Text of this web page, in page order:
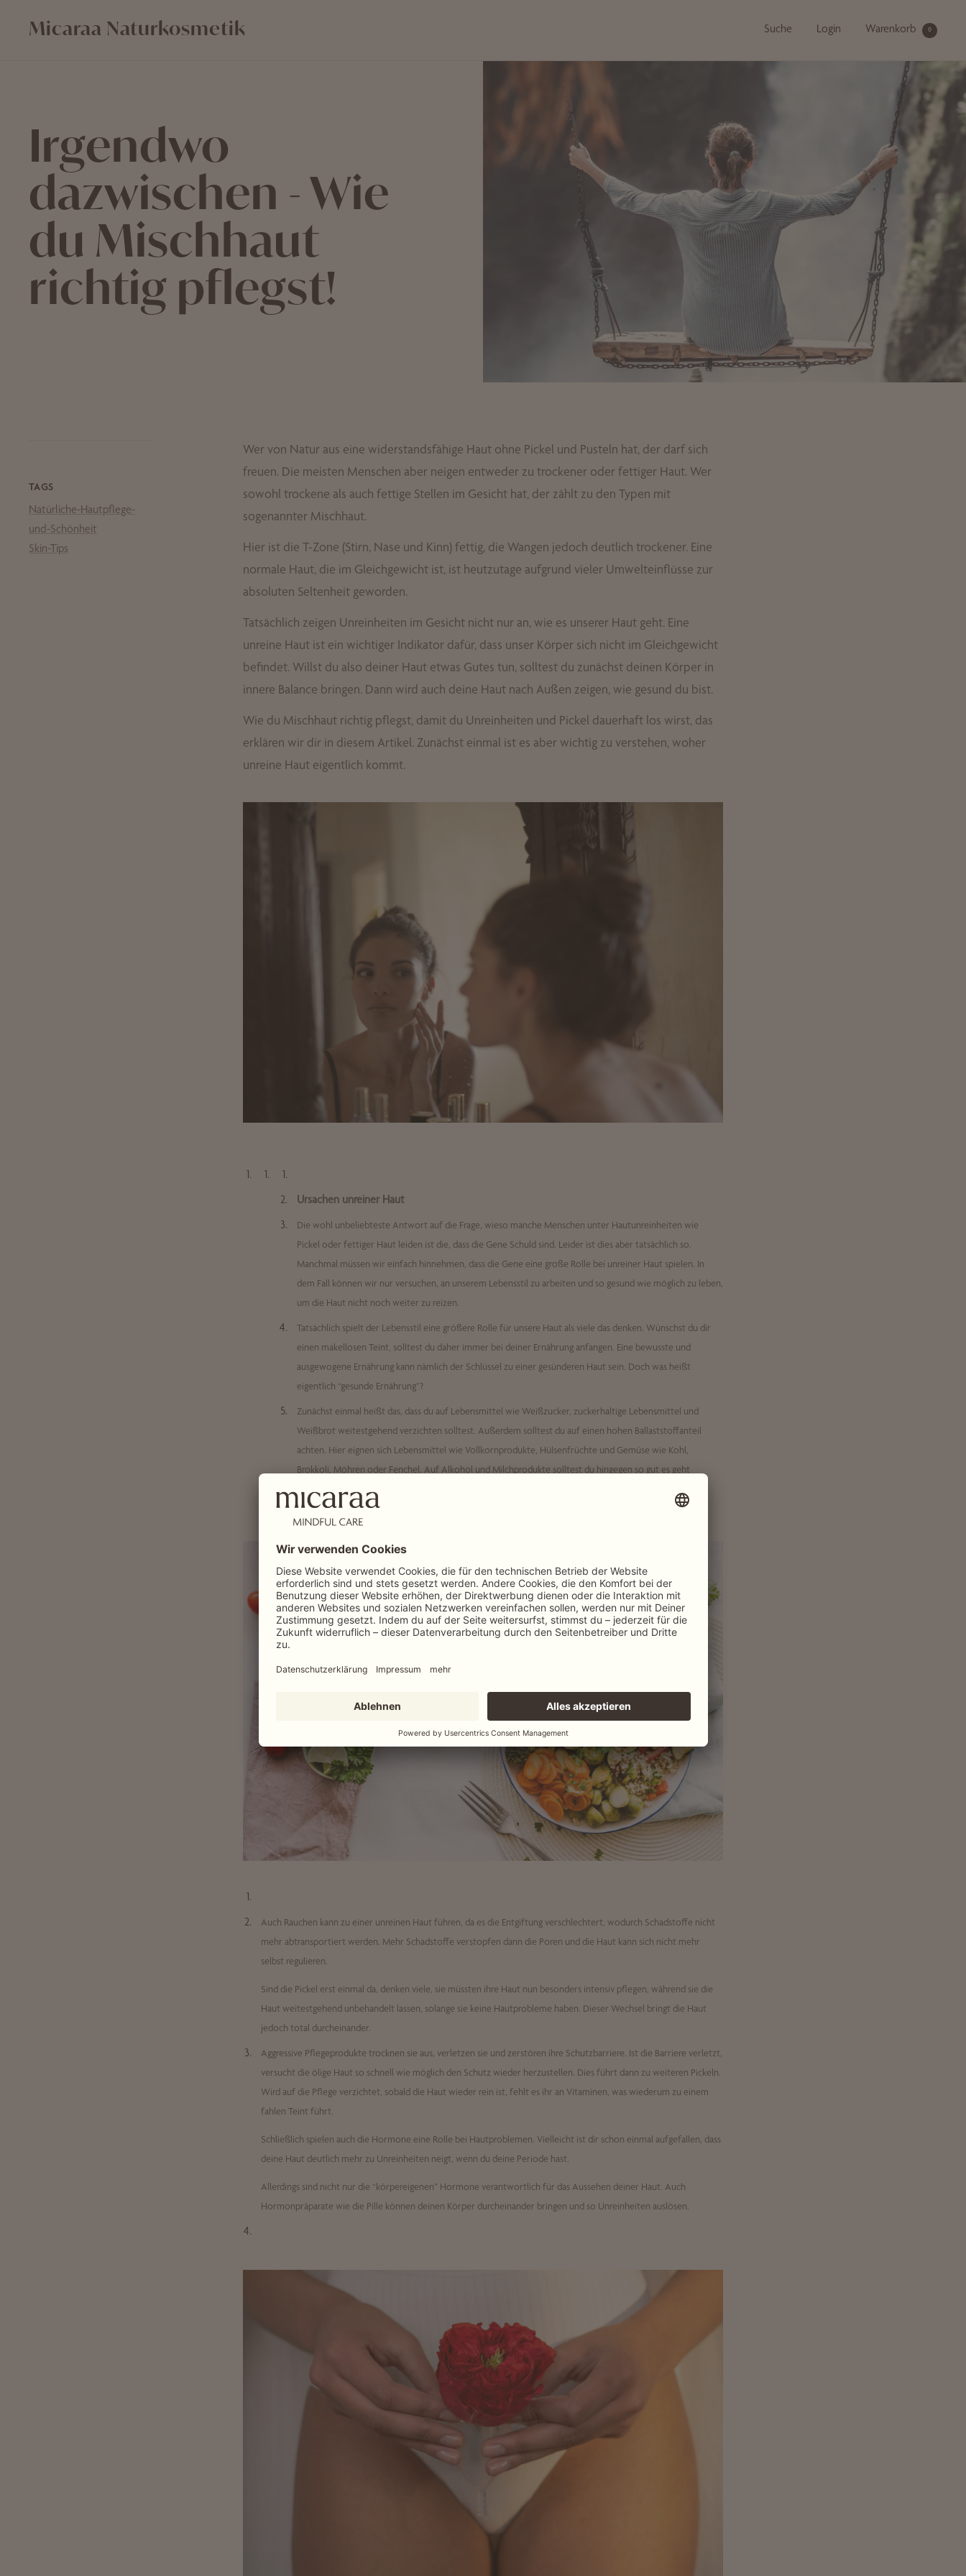
Micaraa Naturkosmetik Suche Login Warenkorb 0
Irgendwo
dazwischen - Wie
du Mischhaut
richtig pflegst!
TAGS
Natürliche-Hautpflege-
und-Schönheit
Skin-Tips
Wer von Natur aus eine widerstandsfähige Haut ohne Pickel und Pusteln hat, der darf sich
freuen. Die meisten Menschen aber neigen entweder zu trockener oder fettiger Haut. Wer
sowohl trockene als auch fettige Stellen im Gesicht hat, der zählt zu den Typen mit
sogenannter Mischhaut.
Hier ist die T-Zone (Stirn, Nase und Kinn) fettig, die Wangen jedoch deutlich trockener. Eine
normale Haut, die im Gleichgewicht ist, ist heutzutage aufgrund vieler Umwelteinflüsse zur
absoluten Seltenheit geworden.
Tatsächlich zeigen Unreinheiten im Gesicht nicht nur an, wie es unserer Haut geht. Eine
unreine Haut ist ein wichtiger Indikator dafür, dass unser Körper sich nicht im Gleichgewicht
befindet. Willst du also deiner Haut etwas Gutes tun, solltest du zunächst deinen Körper in
innere Balance bringen. Dann wird auch deine Haut nach Außen zeigen, wie gesund du bist.
Wie du Mischhaut richtig pflegst, damit du Unreinheiten und Pickel dauerhaft los wirst, das
erklären wir dir in diesem Artikel. Zunächst einmal ist es aber wichtig zu verstehen, woher
unreine Haut eigentlich kommt.
Ursachen unreiner Haut
Die wohl unbeliebteste Antwort auf die Frage, wieso manche Menschen unter Hautunreinheiten wie
Pickel oder fettiger Haut leiden ist die, dass die Gene Schuld sind. Leider ist dies aber tatsächlich so.
Manchmal müssen wir einfach hinnehmen, dass die Gene eine große Rolle bei unreiner Haut spielen. In
dem Fall können wir nur versuchen, an unserem Lebensstil zu arbeiten und so gesund wie möglich zu leben,
um die Haut nicht noch weiter zu reizen.
Tatsächlich spielt der Lebensstil eine größere Rolle für unsere Haut als viele das denken. Wünschst du dir
einen makellosen Teint, solltest du daher immer bei deiner Ernährung anfangen. Eine bewusste und
ausgewogene Ernährung kann nämlich der Schlüssel zu einer gesünderen Haut sein. Doch was heißt
eigentlich “gesunde Ernährung”?
Zunächst einmal heißt das, dass du auf Lebensmittel wie Weißzucker, zuckerhaltige Lebensmittel und
Weißbrot weitestgehend verzichten solltest. Außerdem solltest du auf einen hohen Ballaststoffanteil
achten. Hier eignen sich Lebensmittel wie Vollkornprodukte, Hülsenfrüchte und Gemüse wie Kohl,
Brokkoli, Möhren oder Fenchel. Auf Alkohol und Milchprodukte solltest du hingegen so gut es geht
verzichten.
Auch Rauchen kann zu einer unreinen Haut führen, da es die Entgiftung verschlechtert, wodurch Schadstoffe nicht
mehr abtransportiert werden. Mehr Schadstoffe verstopfen dann die Poren und die Haut kann sich nicht mehr
selbst regulieren.
Sind die Pickel erst einmal da, denken viele, sie müssten ihre Haut nun besonders intensiv pflegen, während sie die
Haut weitestgehend unbehandelt lassen, solange sie keine Hautprobleme haben. Dieser Wechsel bringt die Haut
jedoch total durcheinander.
Aggressive Pflegeprodukte trocknen sie aus, verletzen sie und zerstören ihre Schutzbarriere. Ist die Barriere verletzt,
versucht die ölige Haut so schnell wie möglich den Schutz wieder herzustellen. Dies führt dann zu weiteren Pickeln.
Wird auf die Pflege verzichtet, sobald die Haut wieder rein ist, fehlt es ihr an Vitaminen, was wiederum zu einem
fahlen Teint führt.
Schließlich spielen auch die Hormone eine Rolle bei Hautproblemen. Vielleicht ist dir schon einmal aufgefallen, dass
deine Haut deutlich mehr zu Unreinheiten neigt, wenn du deine Periode hast.
Allerdings sind nicht nur die “körpereigenen” Hormone verantwortlich für das Aussehen deiner Haut. Auch
Hormonpräparate wie die Pille können deinen Körper durcheinander bringen und so Unreinheiten auslösen.